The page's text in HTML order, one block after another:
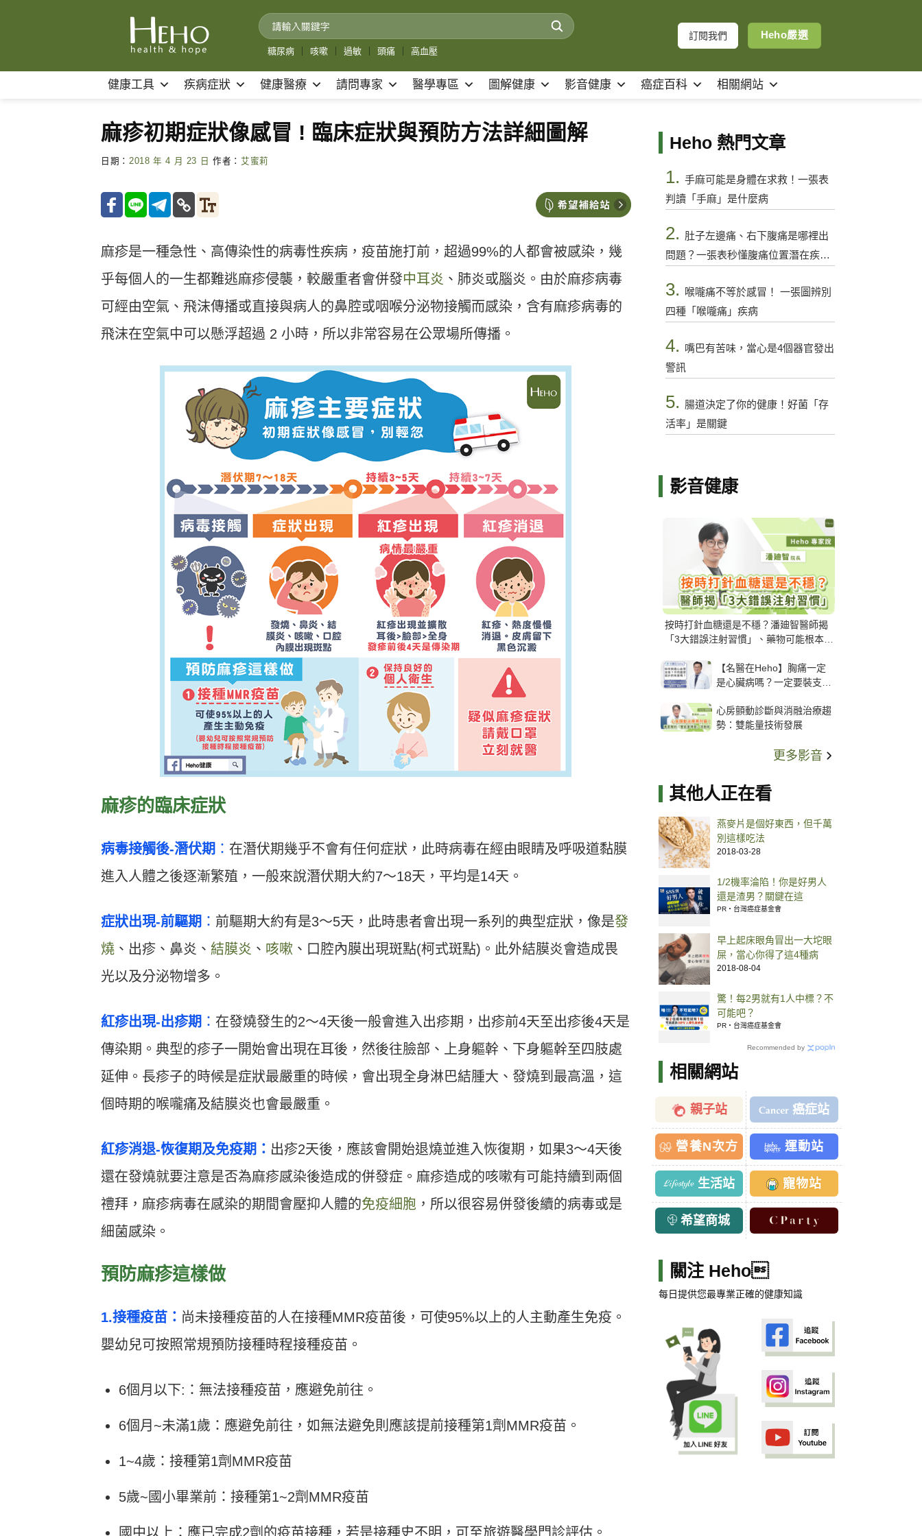
糖尿病 咳嗽 過敏 頭痛 高血壓
訂閱我們 Heho嚴選
健康工具 疾病症狀 健康醫療 請問專家 醫學專區 圖解健康 影音健康 癌症百科 相關網站
麻疹初期症狀像感冒 ! 臨床症狀與預防方法詳細圖解
日期： 2018 年 4 月 23 日 作者： 艾蜜莉
麻疹是一種急性、高傳染性的病毒性疾病，疫苗施打前，超過99%的人都會被感染，幾
乎每個人的一生都難逃麻疹侵襲，較嚴重者會併發中耳炎 、肺炎或腦炎。由於麻疹病毒
可經由空氣、飛沫傳播或直接與病人的鼻腔或咽喉分泌物接觸而感染，含有麻疹病毒的
飛沫在空氣中可以懸浮超過 2 小時，所以非常容易在公眾場所傳播。
麻疹的臨床症狀
病毒接觸後-潛伏期 ： 在潛伏期幾乎不會有任何症狀，此時病毒在經由眼睛及呼吸道黏膜
進入人體之後逐漸繁殖，一般來說潛伏期大約7～18天，平均是14天。
症狀出現-前驅期 ： 前驅期大約有是3～5天，此時患者會出現一系列的典型症狀，像是發
燒 、出疹、鼻炎、 結膜炎 、 咳嗽 、口腔內膜出現斑點(柯式斑點)。此外結膜炎會造成畏
光以及分泌物增多。
紅疹出現-出疹期 ： 在發燒發生的2～4天後一般會進入出疹期，出疹前4天至出疹後4天是
傳染期。典型的疹子一開始會出現在耳後，然後往臉部、上身軀幹、下身軀幹至四肢處
延伸。長疹子的時候是症狀最嚴重的時候，會出現全身淋巴結腫大、發燒到最高溫，這
個時期的喉嚨痛及結膜炎也會最嚴重。
紅疹消退-恢復期及免疫期： 出疹2天後，應該會開始退燒並進入恢復期，如果3～4天後
還在發燒就要注意是否為麻疹感染後造成的併發症。麻疹造成的咳嗽有可能持續到兩個
禮拜，麻疹病毒在感染的期間會壓抑人體的免疫細胞 ，所以很容易併發後續的病毒或是
細菌感染。
預防麻疹這樣做
1.接種疫苗： 尚未接種疫苗的人在接種MMR疫苗後，可使95%以上的人主動產生免疫。
嬰幼兒可按照常規預防接種時程接種疫苗。
6個月以下:：無法接種疫苗，應避免前往。
6個月~未滿1歲：應避免前往，如無法避免則應該提前接種第1劑MMR疫苗。
1~4歲：接種第1劑MMR疫苗
5歲~國小畢業前：接種第1~2劑MMR疫苗
國中以上：應已完成2劑的疫苗接種，若是接種史不明，可至旅遊醫學門診評估。
Heho 熱門文章
1. 手麻可能是身體在求救！一張表
判讀「手麻」是什麼病
2. 肚子左邊痛、右下腹痛是哪裡出
問題？一張表秒懂腹痛位置潛在疾病
3.
喉嚨痛不等於感冒！ 一張圖辨別
四種「喉嚨痛」疾病
4. 嘴巴有苦味，當心是4個器官發出
警訊
5. 腸道決定了你的健康！好菌「存
活率」是關鍵
影音健康
按時打針血糖還是不穩？潘廸智醫師揭
「3大錯誤注射習慣」、藥物可能根本沒
【名醫在Heho】胸痛一定
是心臟病嗎？一定要裝支
解析支架種類、風險與選擇
關鍵
心房顫動診斷與消融治療趨
勢：雙能量技術發展
更多影音
其他人正在看
燕麥片是個好東西，但千萬
別這樣吃法
2018-03-28
1/2機率淪陷！你是好男人
還是渣男？關鍵在這
PR・台灣癌症基金會
早上起床眼角冒出一大坨眼
屎，當心你得了這4種病
2018-08-04
驚！每2男就有1人中標？不
可能吧？
PR・台灣癌症基金會
Recommended by
相關網站
親子站 癌症站
營養N次方 運動站
生活站 寵物站
希望商城
關注 Heho
每日提供您最專業正確的健康知識